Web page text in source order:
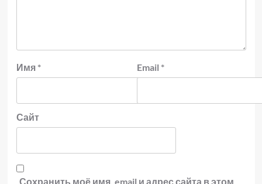
Имя * Email *
Сайт
Сохранить моё имя, email и адрес сайта в этом